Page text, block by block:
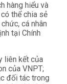
hàng hiểu và
thể chia sẻ
cá nhân
tại Chính
liên kết của
của VNPT;
đối tác trong